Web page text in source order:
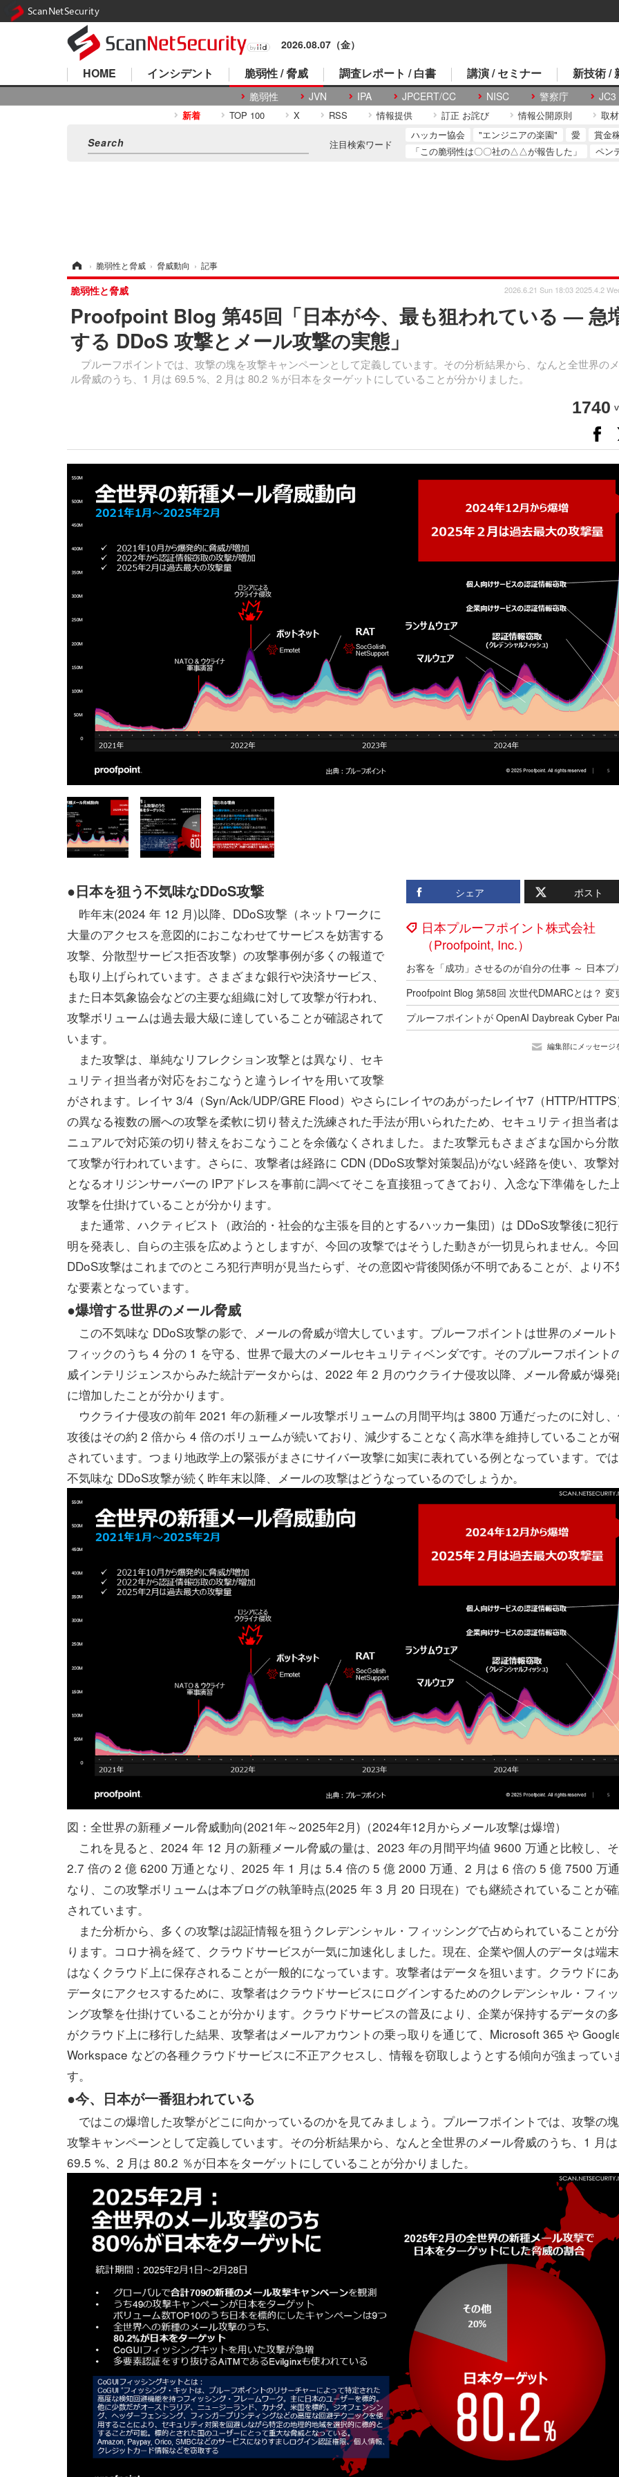
2026.08.07（金）
HOME インシデント 脆弱性 / 脅威
脆弱性 JVN IPA JPCERT/CC NISC 警察庁 JC3
調査レポート / 白書 講演 / セミナー 新技術 /
新着 TOP 100 X RSS 情報提供 訂正 お詫び 情報公開原則 取
注目検索ワード
ハッカー協会 "エンジニアの楽園" 愛
賞金
「この脆弱性は〇〇社の△△が報告した」
ペン
› 脆弱性と脅威 › 脅威動向 › 記事
Proofpoint Blog 第45回「日本が今、最も狙われている — 急
する DDoS 攻撃とメール攻撃の実態」
プルーフポイントでは、攻撃の塊を攻撃キャンペーンとして定義しています。その分析結果から、なんと全世界の
ル脅威のうち、1 月は 69.5 %、2 月は 80.2 ％が日本をターゲットにしていることが分かりました。
脆弱性と脅威 2026.6.21 Sun 18:03 2025.4.2
1740
シェア ポスト
日本プルーフポイント株式会社
（Proofpoint, Inc.）
編集部にメッセージ
●日本を狙う不気味なDDoS攻撃
昨年末(2024 年 12 月)以降、DDoS攻撃（ネットワークに
大量のアクセスを意図的におこなわせてサービスを妨害する
攻撃、分散型サービス拒否攻撃）の攻撃事例が多くの報道で
も取り上げられています。さまざまな銀行や決済サービス、
また日本気象協会などの主要な組織に対して攻撃が行われ、
攻撃ボリュームは過去最大級に達していることが確認されて
います。
また攻撃は、単純なリフレクション攻撃とは異なり、セキ
ュリティ担当者が対応をおこなうと違うレイヤを用いて攻撃
がされます。レイヤ 3/4（Syn/Ack/UDP/GRE Flood）やさらにレイヤのあがったレイヤ7（HTTP/
の異なる複数の層への攻撃を柔軟に切り替えた洗練された手法が用いられたため、セキュリティ担当者
ニュアルで対応策の切り替えをおこなうことを余儀なくされました。また攻撃元もさまざまな国から分
て攻撃が行われています。さらに、攻撃者は経路に CDN (DDoS攻撃対策製品)がない経路を使い、攻撃
となるオリジンサーバーの IPアドレスを事前に調べてそこを直接狙ってきており、入念な下準備をした
攻撃を仕掛けていることが分かります。
また通常、ハクティビスト（政治的・社会的な主張を目的とするハッカー集団）は DDoS攻撃後に犯
明を発表し、自らの主張を広めようとしますが、今回の攻撃ではそうした動きが一切見られません。今
DDoS攻撃はこれまでのところ犯行声明が見当たらず、その意図や背後関係が不明であることが、より不
な要素となっています。
●爆増する世界のメール脅威
この不気味な DDoS攻撃の影で、メールの脅威が増大しています。プルーフポイントは世界のメール
フィックのうち 4 分の 1 を守る、世界で最大のメールセキュリティベンダです。そのプルーフポイント
威インテリジェンスからみた統計データからは、2022 年 2 月のウクライナ侵攻以降、メール脅威が爆
に増加したことが分かります。
ウクライナ侵攻の前年 2021 年の新種メール攻撃ボリュームの月間平均は 3800 万通だったのに対し
攻後はその約 2 倍から 4 倍のボリュームが続いており、減少することなく高水準を維持していることが
されています。つまり地政学上の緊張がまさにサイバー攻撃に如実に表れている例となっています。で
不気味な DDoS攻撃が続く昨年末以降、メールの攻撃はどうなっているのでしょうか。
図：全世界の新種メール脅威動向(2021年～2025年2月)（2024年12月からメール攻撃は爆増）
これを見ると、2024 年 12 月の新種メール脅威の量は、2023 年の月間平均値 9600 万通と比較し、
2.7 倍の 2 億 6200 万通となり、2025 年 1 月は 5.4 倍の 5 億 2000 万通、2 月は 6 倍の 5 億 7500 万
なり、この攻撃ボリュームは本ブログの執筆時点(2025 年 3 月 20 日現在）でも継続されていることが
されています。
また分析から、多くの攻撃は認証情報を狙うクレデンシャル・フィッシングで占められていることが
ります。コロナ禍を経て、クラウドサービスが一気に加速化しました。現在、企業や個人のデータは端
はなくクラウド上に保存されることが一般的になっています。攻撃者はデータを狙います。クラウドに
データにアクセスするために、攻撃者はクラウドサービスにログインするためのクレデンシャル・フィ
ング攻撃を仕掛けていることが分かります。クラウドサービスの普及により、企業が保持するデータの
がクラウド上に移行した結果、攻撃者はメールアカウントの乗っ取りを通じて、Microsoft 365 や
Workspace などの各種クラウドサービスに不正アクセスし、情報を窃取しようとする傾向が強まってい
す。
●今、日本が一番狙われている
ではこの爆増した攻撃がどこに向かっているのかを見てみましょう。プルーフポイントでは、攻撃の
攻撃キャンペーンとして定義しています。その分析結果から、なんと全世界のメール脅威のうち、1 月は
69.5 %、2 月は 80.2 ％が日本をターゲットにしていることが分かりました。
ScanNetSecurity